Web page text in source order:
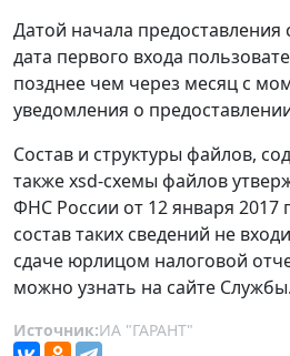
Датой начала предоставления
дата первого входа
позднее чем через месяц с
уведомления о
Состав и структуры файлов,
также xsd-схемы файлов
ФНС России от 12 января 2017
состав таких сведений не
сдаче юрлицом налоговой
можно узнать на сайте Службы.
Источник:ИА "ГАРАНТ"